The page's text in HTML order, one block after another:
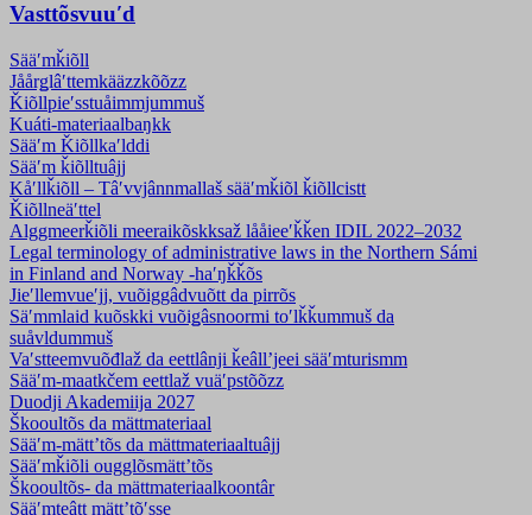
Vasttõsvuuʹd
Sääʹmǩiõll
Jåårǥlâʹttemkääzzkõõzz
Ǩiõllpieʹss­tuåimmjummuš
Kuáti-materiaalbaŋkk
Sääʹm Ǩiõllkaʹlddi
Sääʹm ǩiõlltuâjj
Kåʹllǩiõll – Tâʹvvjânnmallaš sääʹmǩiõl ǩiõllcistt
Ǩiõllneäʹttel
Alggmeerǩiõli meeraikõskksaž lååieeʹǩǩen IDIL 2022–2032
Legal terminology of administrative laws in the Northern Sámi
in Finland and Norway -haʹŋǩǩõs
Jieʹllemvueʹjj, vuõiggâdvuõtt da pirrõs
Säʹmmlaid kuõskki vuõiǥâsnoormi toʹlǩǩummuš da
suåvldummuš
Vaʹstteemvuõđlaž da eettlânji ǩeâllʼjeei sääʹmturismm
Sääʹm-maatkčem eettlaž vuäʹpstõõzz
Duodji Akademiija 2027
Škooultõs da mättmateriaal
Sääʹm-mättʼtõs da mättmateriaaltuâjj
Sääʹmǩiõli ougglõsmättʼtõs
Škooultõs- da mättmateriaalkoontâr
Sääʹmteâtt mättʼtõʹsse